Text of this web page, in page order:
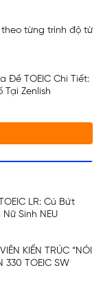
theo từng trình độ từ
Đề TOEIC Chi Tiết:
Zenlish
LR: Cú Bứt
Sinh NEU
KIẾN TRÚC “NÓI
330 TOEIC SW